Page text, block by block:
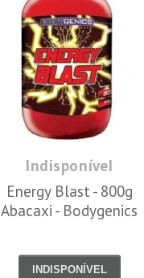
Indisponível
Energy Blast - 800g
Abacaxi - Bodygenics
INDISPONÍVEL